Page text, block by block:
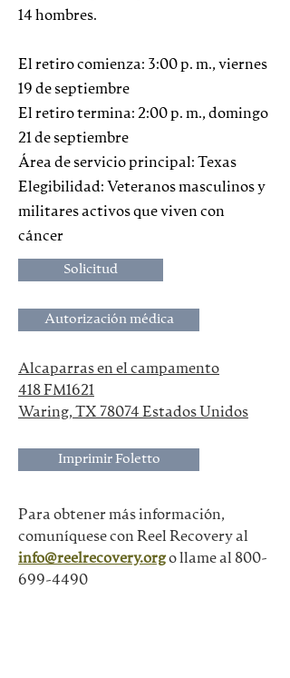
14 hombres.
El retiro comienza: 3:00 p. m., viernes
19 de septiembre
El retiro termina: 2:00 p. m., domingo
21 de septiembre
Área de servicio principal: Texas
Elegibilidad: Veteranos masculinos y
militares activos que viven con
cáncer
Solicitud
Autorización médica
Alcaparras en el campamento
418 FM1621
Waring, TX 78074 Estados Unidos
Imprimir Foletto
Para obtener más información,
comuníquese con Reel Recovery al
info@reelrecovery.orgo llame al 800-
699-4490